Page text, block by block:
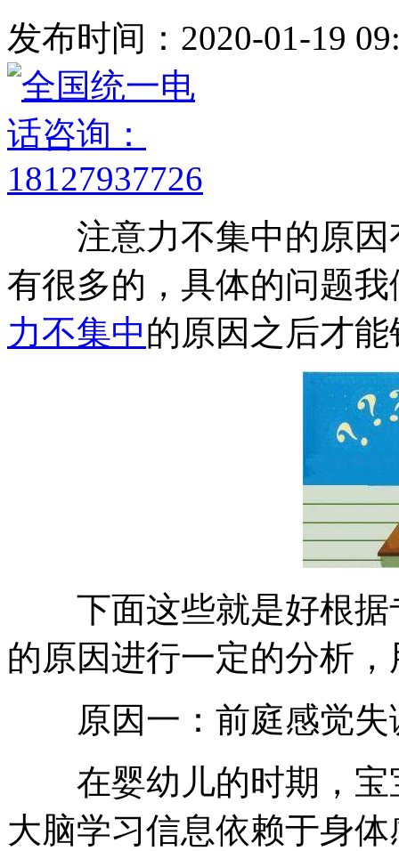
发布时间：2020-01-19
注意力不集中的原因
有很多的，具体的问题
力不集中的原因之后才
下面这些就是好根据
的原因进行一定的分析
原因一：前庭感觉失
在婴幼儿的时期，宝
大脑学习信息依赖于身